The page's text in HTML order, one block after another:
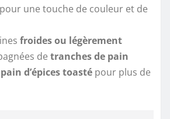
pour une touche de couleur et de
froides ou légèrement
de tranches de pain
d’épices toasté pour plus de